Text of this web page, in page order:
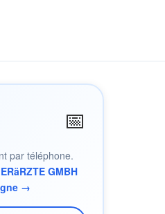
📅
par téléphone.
GMBH
→